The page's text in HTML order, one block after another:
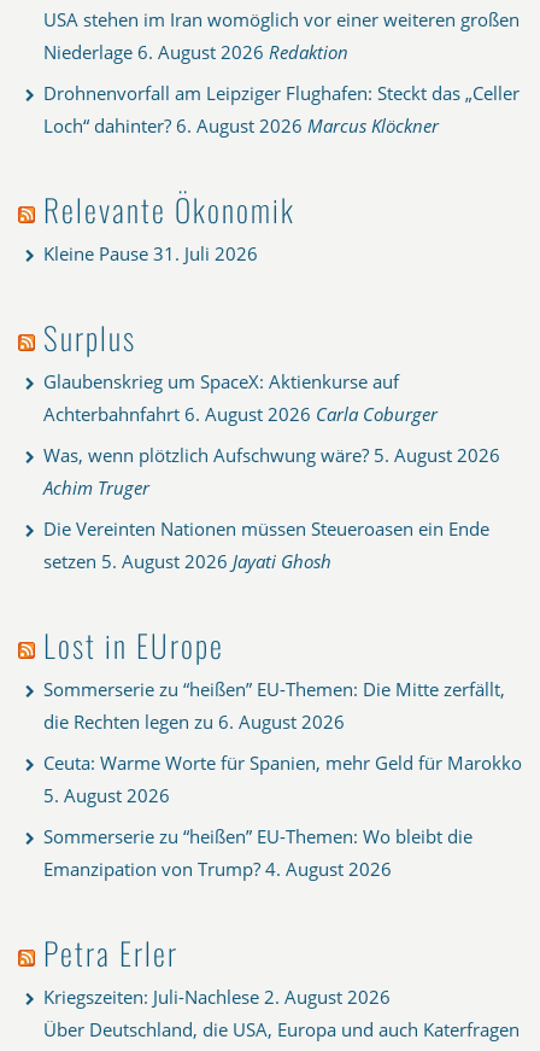
USA stehen im Iran womöglich vor einer weiteren großen
Niederlage 6. August 2026 Redaktion
Drohnenvorfall am Leipziger Flughafen: Steckt das „Celler
Loch“ dahinter? 6. August 2026 Marcus Klöckner
Relevante Ökonomik
Kleine Pause 31. Juli 2026
Surplus
Glaubenskrieg um SpaceX: Aktienkurse auf
Achterbahnfahrt 6. August 2026 Carla Coburger
Was, wenn plötzlich Aufschwung wäre? 5. August 2026
Achim Truger
Die Vereinten Nationen müssen Steueroasen ein Ende
setzen 5. August 2026 Jayati Ghosh
Lost in EUrope
Sommerserie zu “heißen” EU-Themen: Die Mitte zerfällt,
die Rechten legen zu 6. August 2026
Ceuta: Warme Worte für Spanien, mehr Geld für Marokko
5. August 2026
Sommerserie zu “heißen” EU-Themen: Wo bleibt die
Emanzipation von Trump? 4. August 2026
Petra Erler
Kriegszeiten: Juli-Nachlese 2. August 2026
Über Deutschland, die USA, Europa und auch Katerfragen